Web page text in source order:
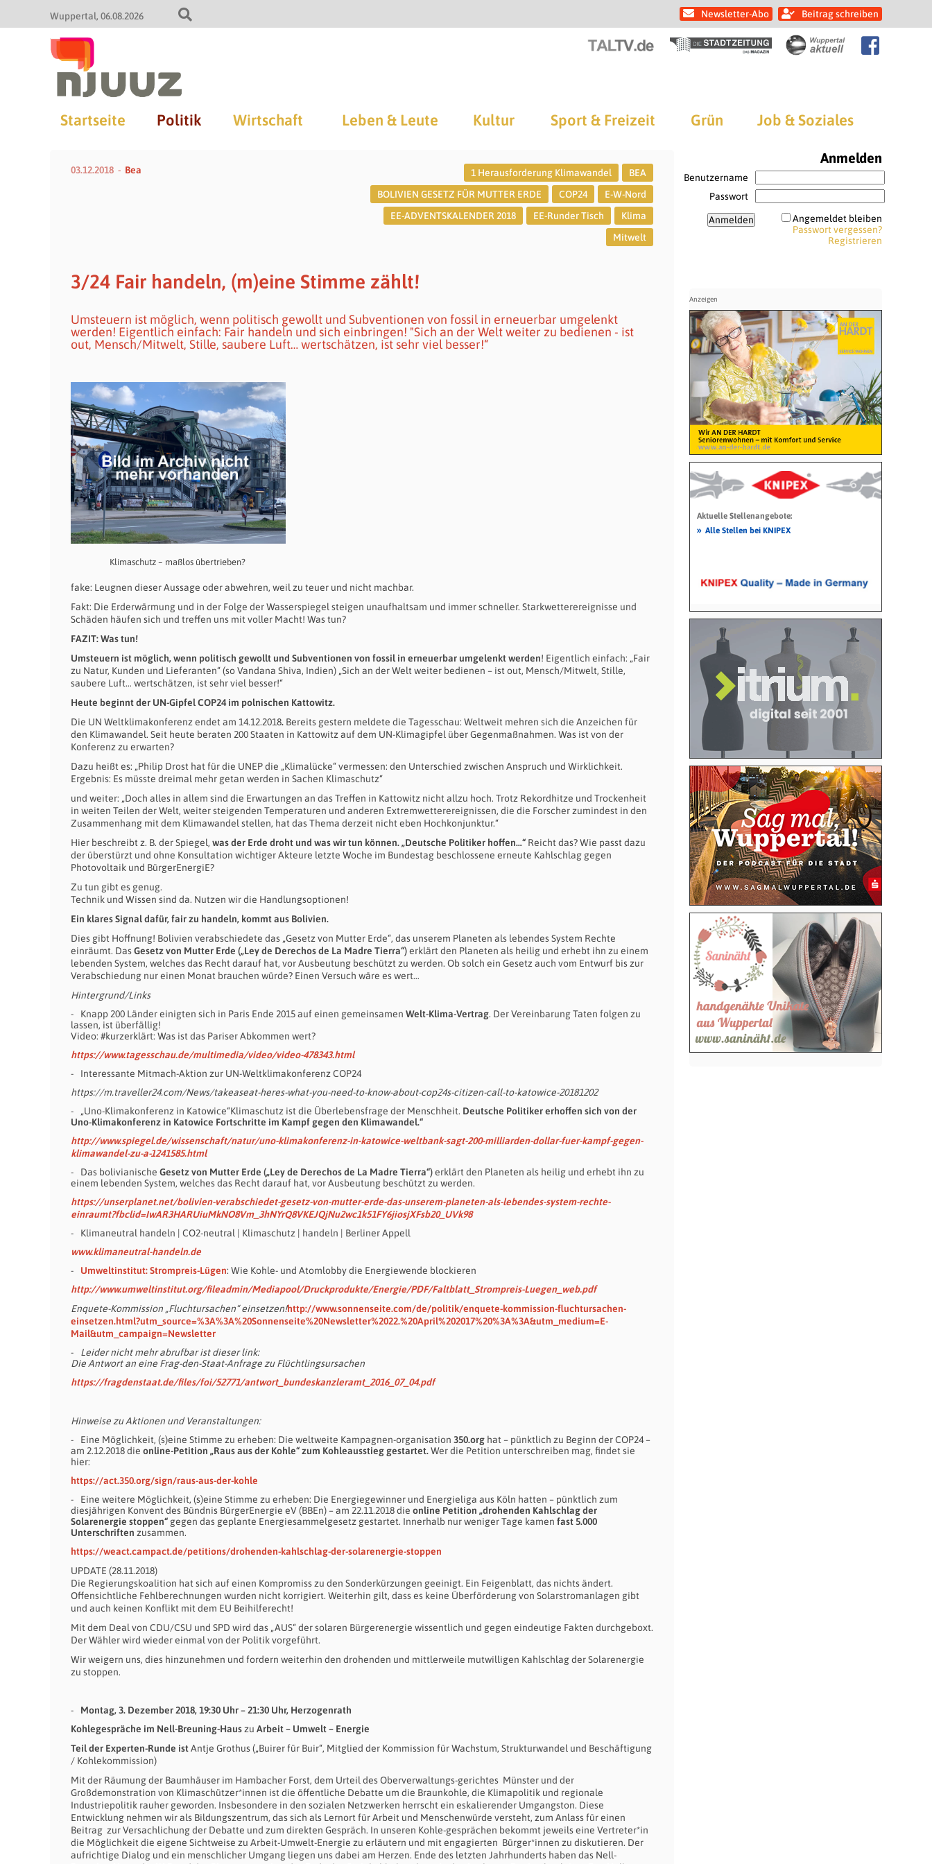
Wuppertal 06.08.2026 Newsletter-Abo Beitrag schreiben
Startseite Politik Wirtschaft Leben & Leute Kultur Sport & Freizeit Grün Job & Soziales
03.12.2018 Bea 1 Herausforderung Klimawandel
BEA
BOLIVIEN GESETZ FÜR MUTTER ERDE
COP24
E-W-Nord
EE-ADVENTSKALENDER 2018
EE-Runder Tisch
Klima
Mitwelt
3/24 Fair handeln, (m)eine Stimme zählt!
Umsteuern ist möglich, wenn politisch gewollt und Subventionen von fossil in erneuerbar umgelenkt
werden! Eigentlich einfach: Fair handeln und sich einbringen! "Sich an der Welt weiter zu bedienen - ist
out, Mensch/Mitwelt, Stille, saubere Luft… wertschätzen, ist sehr viel besser!“
Klimaschutz – maßlos übertrieben?
fake: Leugnen dieser Aussage oder abwehren, weil zu teuer und nicht machbar.
Fakt: Die Erderwärmung und in der Folge der Wasserspiegel steigen unaufhaltsam und immer schneller. Starkwetterereignisse und
Schäden häufen sich und treffen uns mit voller Macht! Was tun?
FAZIT: Was tun!
Umsteuern ist möglich, wenn politisch gewollt und Subventionen von fossil in erneuerbar umgelenkt werden! Eigentlich einfach: „Fair
zu Natur, Kunden und Lieferanten“ (so Vandana Shiva, Indien) „Sich an der Welt weiter bedienen – ist out, Mensch/Mitwelt, Stille,
saubere Luft… wertschätzen, ist sehr viel besser!“
Heute beginnt der UN-Gipfel COP24 im polnischen Kattowitz.
Die UN Weltklimakonferenz endet am 14.12.2018. Bereits gestern meldete die Tagesschau: Weltweit mehren sich die Anzeichen für
den Klimawandel. Seit heute beraten 200 Staaten in Kattowitz auf dem UN-Klimagipfel über Gegenmaßnahmen. Was ist von der
Konferenz zu erwarten?
Dazu heißt es: „Philip Drost hat für die UNEP die „Klimalücke“ vermessen: den Unterschied zwischen Anspruch und Wirklichkeit.
Ergebnis: Es müsste dreimal mehr getan werden in Sachen Klimaschutz“
und weiter: „Doch alles in allem sind die Erwartungen an das Treffen in Kattowitz nicht allzu hoch. Trotz Rekordhitze und Trockenheit
in weiten Teilen der Welt, weiter steigenden Temperaturen und anderen Extremwetterereignissen, die die Forscher zumindest in den
Zusammenhang mit dem Klimawandel stellen, hat das Thema derzeit nicht eben Hochkonjunktur.“
Hier beschreibt z. B. der Spiegel, was der Erde droht und was wir tun können. „Deutsche Politiker hoffen…“ Reicht das? Wie passt dazu
der überstürzt und ohne Konsultation wichtiger Akteure letzte Woche im Bundestag beschlossene erneute Kahlschlag gegen
Photovoltaik und BürgerEnergiE?
Zu tun gibt es genug.
Technik und Wissen sind da. Nutzen wir die Handlungsoptionen!
Ein klares Signal dafür, fair zu handeln, kommt aus Bolivien.
Dies gibt Hoffnung! Bolivien verabschiedete das „Gesetz von Mutter Erde“, das unserem Planeten als lebendes System Rechte
einräumt. DasGesetz von Mutter Erde („Ley de Derechos de La Madre Tierra“)erklärt den Planeten als heilig und erhebt ihn zu einem
lebenden System, welches das Recht darauf hat, vor Ausbeutung beschützt zu werden. Ob solch ein Gesetz auch vom Entwurf bis zur
Verabschiedung nur einen Monat brauchen würde? Einen Versuch wäre es wert…
Hintergrund/Links
Knapp 200 Länder einigten sich in Paris Ende 2015 auf einen gemeinsamen Welt-Klima-Vertrag. Der Vereinbarung Taten folgen zu
lassen, ist überfällig!
Video: #kurzerklärt: Was ist das Pariser Abkommen wert?
https://www.tagesschau.de/multimedia/video/video-478343.html
Interessante Mitmach-Aktion zur UN-Weltklimakonferenz COP24
https://m.traveller24.com/News/takeaseat-heres-what-you-need-to-know-about-cop24s-citizen-call-to-katowice-20181202
„Uno-Klimakonferenz in Katowice“Klimaschutz ist die Überlebensfrage der Menschheit. Deutsche Politiker erhoffen sich von der
Uno-Klimakonferenz in Katowice Fortschritte im Kampf gegen den Klimawandel.“
http://www.spiegel.de/wissenschaft/natur/uno-klimakonferenz-in-katowice-weltbank-sagt-200-milliarden-dollar-fuer-kampf-gegen-
klimawandel-zu-a-1241585.html
Das bolivianische Gesetz von Mutter Erde („Ley de Derechos de La Madre Tierra“)erklärt den Planeten als heilig und erhebt ihn zu
einem lebenden System, welches das Recht darauf hat, vor Ausbeutung beschützt zu werden.
https://unserplanet.net/bolivien-verabschiedet-gesetz-von-mutter-erde-das-unserem-planeten-als-lebendes-system-rechte-
einraumt?fbclid=IwAR3HARUiuMkNO8Vm_3hNYrQ8VKEJQjNu2wc1k51FY6jiosjXFsb20_UVk98
Klimaneutral handeln | CO2-neutral | Klimaschutz | handeln | Berliner Appell
www.klimaneutral-handeln.de
Umweltinstitut: Strompreis-Lügen: Wie Kohle- und Atomlobby die Energiewende blockieren
http://www.umweltinstitut.org/fileadmin/Mediapool/Druckprodukte/Energie/PDF/Faltblatt_Strompreis-Luegen_web.pdf
Enquete-Kommission „Fluchtursachen“ einsetzen!http://www.sonnenseite.com/de/politik/enquete-kommission-fluchtursachen-
einsetzen.html?utm_source=%3A%3A%20Sonnenseite%20Newsletter%2022.%20April%202017%20%3A%3A&utm_medium=E-
Mail&utm_campaign=Newsletter
Leider nicht mehr abrufbar ist dieser link:
Die Antwort an eine Frag-den-Staat-Anfrage zu Flüchtlingsursachen
https://fragdenstaat.de/files/foi/52771/antwort_bundeskanzleramt_2016_07_04.pdf
Hinweise zu Aktionen und Veranstaltungen:
Eine Möglichkeit, (s)eine Stimme zu erheben: Die weltweite Kampagnen-organisation 350.org hat – pünktlich zu Beginn der COP24 –
am 2.12.2018 die online-Petition „Raus aus der Kohle“ zum Kohleausstieg gestartet.Wer die Petition unterschreiben mag, findet sie
hier:
https://act.350.org/sign/raus-aus-der-kohle
Eine weitere Möglichkeit, (s)eine Stimme zu erheben: Die Energiegewinner und Energieliga aus Köln hatten – pünktlich zum
diesjährigen Konvent des Bündnis BürgerEnergie eV (BBEn) – am 22.11.2018 die online Petition „drohenden Kahlschlag der
Solarenergie stoppen“ gegen das geplante Energiesammelgesetz gestartet. Innerhalb nur weniger Tage kamen fast 5.000
Unterschriften zusammen.
https://weact.campact.de/petitions/drohenden-kahlschlag-der-solarenergie-stoppen
UPDATE (28.11.2018)
Die Regierungskoalition hat sich auf einen Kompromiss zu den Sonderkürzungen geeinigt. Ein Feigenblatt, das nichts ändert.
Offensichtliche Fehlberechnungen wurden nicht korrigiert. Weiterhin gilt, dass es keine Überförderung von Solarstromanlagen gibt
und auch keinen Konflikt mit dem EU Beihilferecht!
Mit dem Deal von CDU/CSU und SPD wird das „AUS“ der solaren Bürgerenergie wissentlich und gegen eindeutige Fakten durchgeboxt.
Der Wähler wird wieder einmal von der Politik vorgeführt.
Wir weigern uns, dies hinzunehmen und fordern weiterhin den drohenden und mittlerweile mutwilligen Kahlschlag der Solarenergie
zu stoppen.
Montag, 3. Dezember 2018, 19:30 Uhr – 21:30 Uhr, Herzogenrath
Kohlegespräche im Nell-Breuning-Hauszu Arbeit – Umwelt – Energie
Teil der Experten-Runde istAntje Grothus („Buirer für Buir“, Mitglied der Kommission für Wachstum, Strukturwandel und Beschäftigung
/ Kohlekommission)
Mit der Räumung der Baumhäuser im Hambacher Forst, dem Urteil des Oberverwaltungs-gerichtes Münster und der
Großdemonstration von Klimaschützer*innen ist die öffentliche Debatte um die Braunkohle, die Klimapolitik und regionale
Industriepolitik rauher geworden. Insbesondere in den sozialen Netzwerken herrscht ein eskalierender Umgangston. Diese
Entwicklung nehmen wir als Bildungszentrum, das sich als Lernort für Arbeit und Menschenwürde versteht, zum Anlass für einen
Beitrag zur Versachlichung der Debatte und zum direkten Gespräch. In unseren Kohle-gesprächen bekommt jeweils eine Vertreter*in
die Möglichkeit die eigene Sichtweise zu Arbeit-Umwelt-Energie zu erläutern und mit engagierten Bürger*innen zu diskutieren. Der
aufrichtige Dialog und ein menschlicher Umgang liegen uns dabei am Herzen. Ende des letzten Jahrhunderts haben das Nell-
Anmelden
Benutzername
Passwort
Angemeldet bleiben
Passwort vergessen?
Registrieren
Aktuelle Stellenangebote:
» Alle Stellen bei KNIPEX